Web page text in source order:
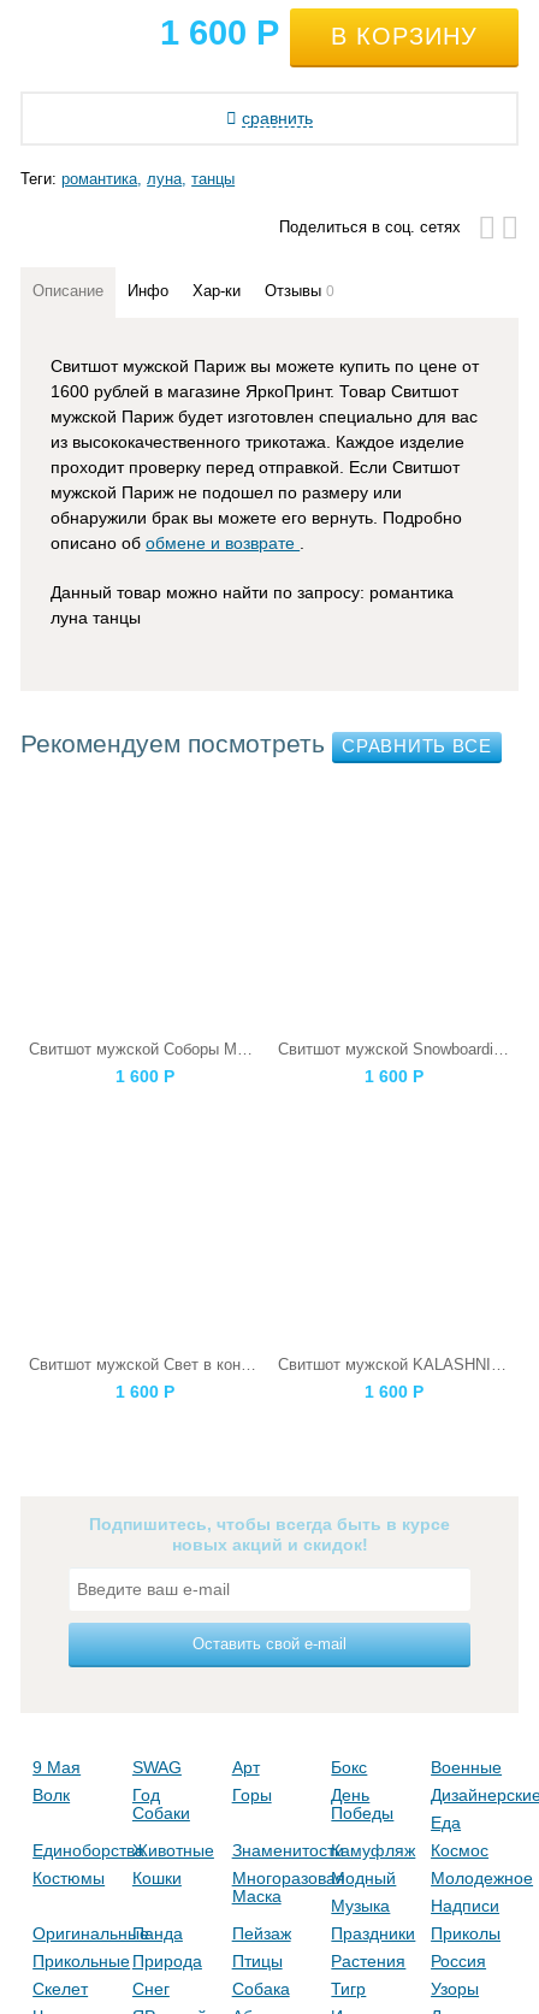
1 600 Р
сравнить
Теги:романтика луна танцы
Поделиться в соц. сетях
Описание Инфо Хар-ки Отзывы0
Свитшот мужской Париж вы можете купить по цене от
1600 рублей в магазине ЯркоПринт. Товар Свитшот
мужской Париж будет изготовлен специально для вас
из высококачественного трикотажа. Каждое изделие
проходит проверку перед отправкой. Если Свитшот
мужской Париж не подошел по размеру или
обнаружили брак вы можете его вернуть. Подробно
описано обобмене и возврате .
Данный товар можно найти по запросу: романтика
луна танцы
Рекомендуем посмотреть
1 600 Р 1 600 Р
Свитшот мужской Свет в конце тоннеля
1 600 Р
Свитшот мужской KALASHNIKOV
1 600 Р
Подпишитесь, чтобы всегда быть в курсе
новых акций и скидок!
Оставить свой e-mail
9 Мая SWAG Арт Бокс
Военные
Волк
Год
Собаки
Горы
День
Победы
Еда
ЕдиноборстваЖивотные ЗнаменитостиКамуфляж
Космос
Костюмы
Кошки
Многоразовая
Маска
Модный
Молодежное
Музыка
Надписи
ОригинальныеПанда Пейзаж Праздники
Приколы
ПрикольныеПрирода Птицы Растения
Россия
Скелет
Снег Собака Тигр
Узоры